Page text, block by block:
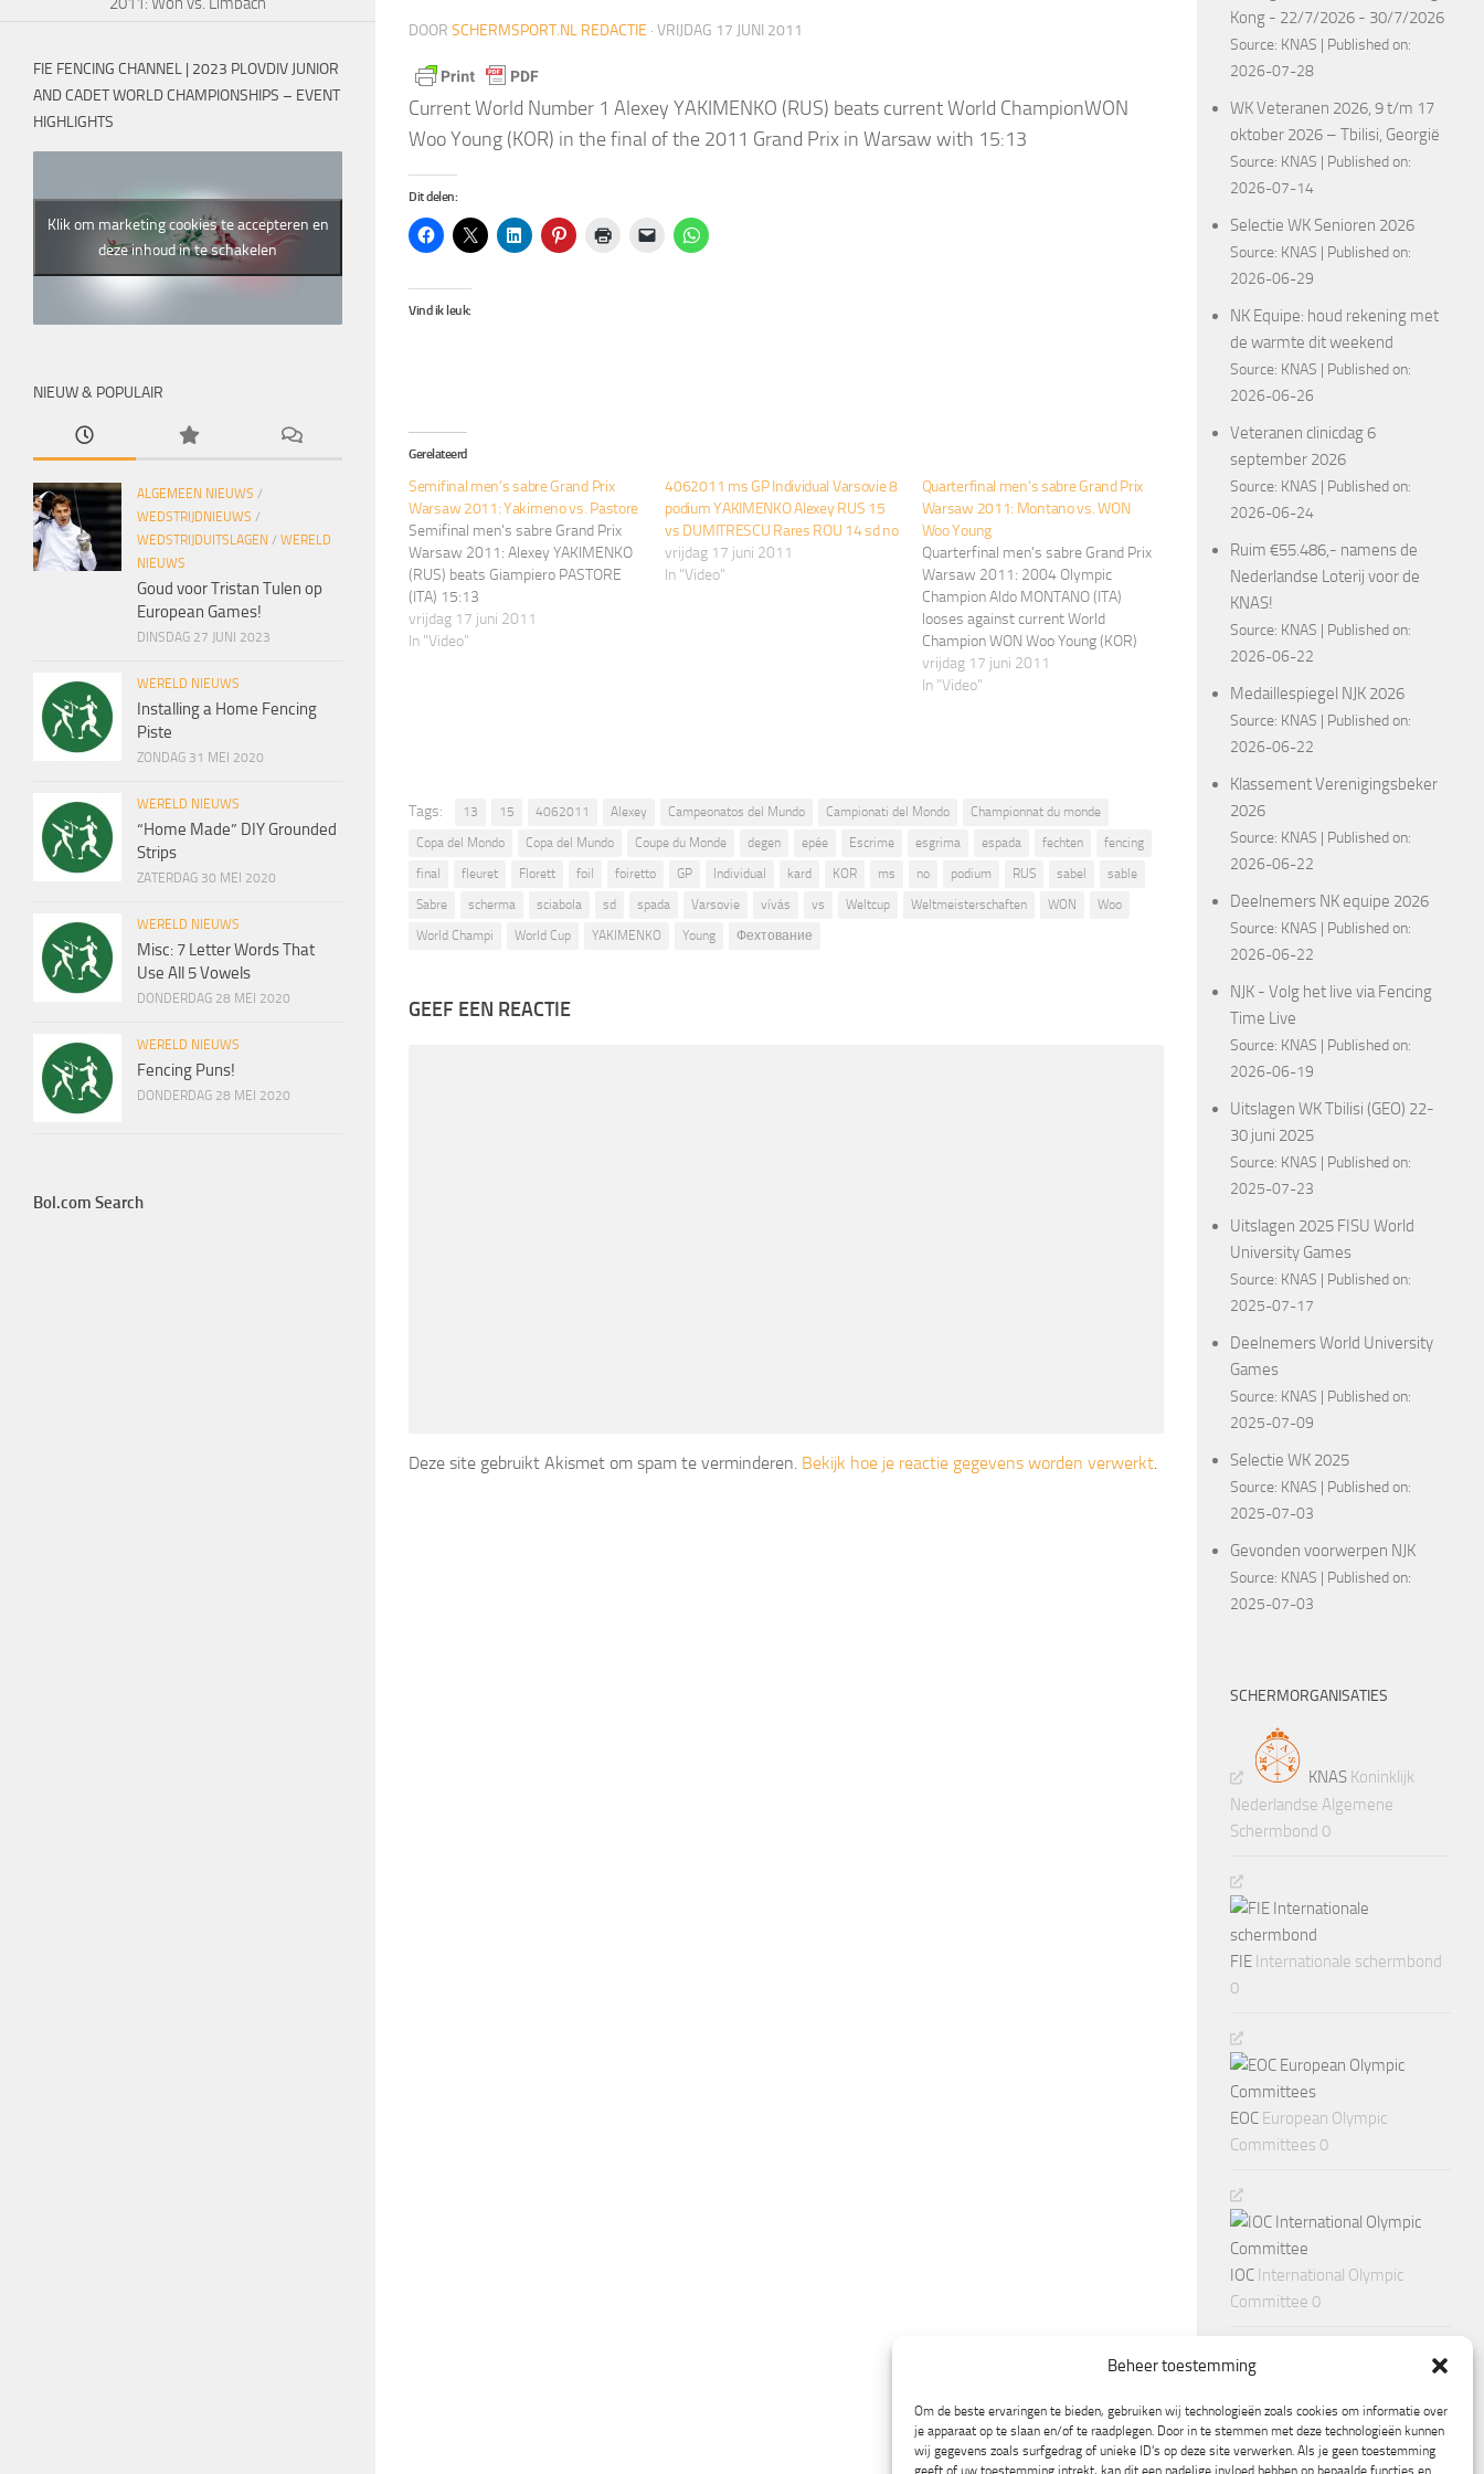
Beheer toestemming
Om de beste ervaringen te bieden, gebruiken wij technologieën zoals cookies om informatie over
je apparaat op te slaan en/of te raadplegen. Door in te stemmen met deze technologieën kunnen
wij gegevens zoals surfgedrag of unieke ID's op deze site verwerken. Als je geen toestemming
geeft of uw toestemming intrekt, kan dit een nadelige invloed hebben op bepaalde functies en
DOOR SCHERMSPORT.NL REDACTIE · VRIJDAG 17 JUNI 2011
Current World Number 1 Alexey YAKIMENKO (RUS) beats current World ChampionWON
Woo Young (KOR) in the final of the 2011 Grand Prix in Warsaw with 15:13
Dit delen:
Vind ik leuk:
Gerelateerd
Semifinal men’s sabre Grand Prix
Warsaw 2011: Yakimeno vs. Pastore
Semifinal men's sabre Grand Prix
Warsaw 2011: Alexey YAKIMENKO
(RUS) beats Giampiero PASTORE
(ITA) 15:13
vrijdag 17 juni 2011
In "Video"
4062011 ms GP Individual Varsovie 8
podium YAKIMENKO Alexey RUS 15
vs DUMITRESCU Rares ROU 14 sd no
vrijdag 17 juni 2011
In "Video"
Quarterfinal men’s sabre Grand Prix
Warsaw 2011: Montano vs. WON
Woo Young
Quarterfinal men's sabre Grand Prix
Warsaw 2011: 2004 Olympic
Champion Aldo MONTANO (ITA)
looses against current World
Champion WON Woo Young (KOR)
10:15
vrijdag 17 juni 2011
In "Video"
Tags: 13 15 4062011 Alexey Campeonatos del Mundo Campionati del Mondo
Championnat du monde
Copa del Mondo
Copa del Mundo Coupe du Monde degen epée Escrime esgrima espada fechten
fencing
final
fleuret Florett foil foiretto GP Individual kard KOR ms no podium RUS sabel
sable
Sabre
scherma sciabola sd spada Varsovie vívás vs Weltcup Weltmeisterschaften WON
Woo
World Champi
World Cup YAKIMENKO Young Фехтование
GEEF EEN REACTIE
Deze site gebruikt Akismet om spam te verminderen. Bekijk hoe je reactie gegevens worden verwerkt.
FIE FENCING CHANNEL | 2023 PLOVDIV JUNIOR
AND CADET WORLD CHAMPIONSHIPS – EVENT
HIGHLIGHTS
Klik om marketing cookies te accepteren en
deze inhoud in te schakelen
NIEUW & POPULAIR
ALGEMEEN NIEUWS /
WEDSTRIJDNIEUWS /
WEDSTRIJDUITSLAGEN / WERELD
NIEUWS
Goud voor Tristan Tulen op
European Games!
DINSDAG 27 JUNI 2023
WERELD NIEUWS
Installing a Home Fencing
Piste
ZONDAG 31 MEI 2020
WERELD NIEUWS
“Home Made” DIY Grounded
Strips
ZATERDAG 30 MEI 2020
WERELD NIEUWS
Misc: 7 Letter Words That
Use All 5 Vowels
DONDERDAG 28 MEI 2020
WERELD NIEUWS
Fencing Puns!
DONDERDAG 28 MEI 2020
Bol.com Search
Kong - 22/7/2026 - 30/7/2026
Source: KNAS
Published on:
2026-07-28
WK Veteranen 2026, 9 t/m 17
oktober 2026 – Tbilisi, Georgië
Source: KNAS
Published on:
2026-07-14
Selectie WK Senioren 2026
Source: KNAS
Published on:
2026-06-29
NK Equipe: houd rekening met
de warmte dit weekend
Source: KNAS
Published on:
2026-06-26
Veteranen clinicdag 6
september 2026
Source: KNAS
Published on:
2026-06-24
Ruim €55.486,- namens de
Nederlandse Loterij voor de
KNAS!
Source: KNAS
Published on:
2026-06-22
Medaillespiegel NJK 2026
Source: KNAS
Published on:
2026-06-22
Klassement Verenigingsbeker
2026
Source: KNAS
Published on:
2026-06-22
Deelnemers NK equipe 2026
Source: KNAS
Published on:
2026-06-22
NJK - Volg het live via Fencing
Time Live
Source: KNAS
Published on:
2026-06-19
Uitslagen WK Tbilisi (GEO) 22-
30 juni 2025
Source: KNAS
Published on:
2025-07-23
Uitslagen 2025 FISU World
University Games
Source: KNAS
Published on:
2025-07-17
Deelnemers World University
Games
Source: KNAS
Published on:
2025-07-09
Selectie WK 2025
Source: KNAS
Published on:
2025-07-03
Gevonden voorwerpen NJK
Source: KNAS
Published on:
2025-07-03
SCHERMORGANISATIES
KNAS Koninklijk
Nederlandse Algemene
Schermbond 0
FIE Internationale schermbond
0
EOC European Olympic
Committees 0
IOC International Olympic
Committee 0